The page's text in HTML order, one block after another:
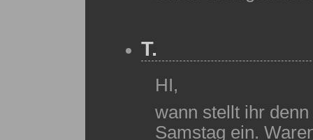
T.
HI,
wann stellt ihr
Samstag ein.